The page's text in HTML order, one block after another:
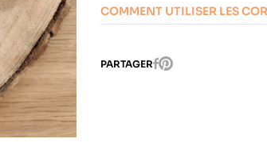
COMMENT UTILISER LES
PARTAGERFacebook
Pinterest